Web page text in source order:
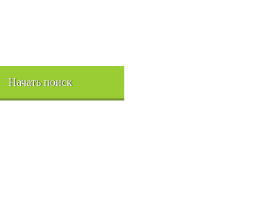
Начать поиск